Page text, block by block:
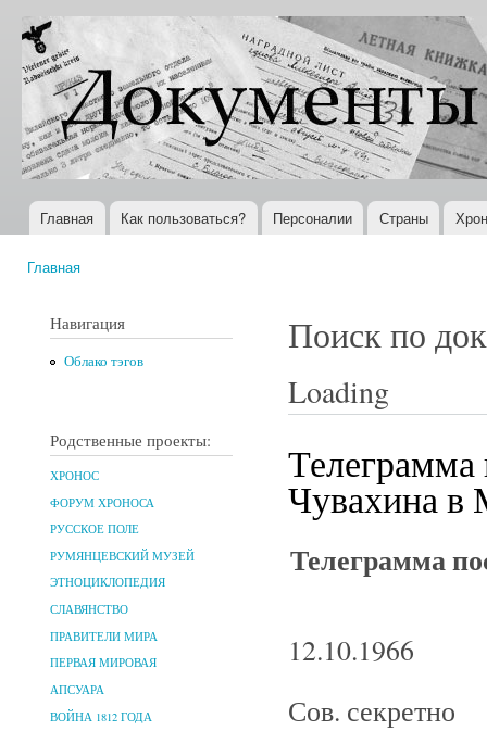
Документы
XX века
Всемирная
история в
Интернете
Главное меню
Главная Как пользоваться? Персоналии Страны
Главная
Навигация
Облако тэгов
Родственные проекты:
ХРОНОС
ФОРУМ ХРОНОСА
РУССКОЕ ПОЛЕ
РУМЯНЦЕВСКИЙ МУЗЕЙ
ЭТНОЦИКЛОПЕДИЯ
СЛАВЯНСТВО
ПРАВИТЕЛИ МИРА
ПЕРВАЯ МИРОВАЯ
АПСУАРА
ВОЙНА 1812 ГОДА
Поиск по
Loading
Чувахина
Телеграмма
12.10.1966
Сов. секретно